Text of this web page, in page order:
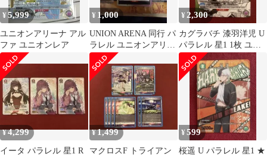
¥5,999
ユニオンアリーナ アル
ファ ユニオンレア
¥ 1,000
UNION ARENA 同行 パ
ラレル ユニオンアリー
ナ
¥ 2,300
カグラバチ 漆羽洋児 U
パラレル 星1 1枚 ユニ
アリ ユニオンアリーナ
¥4,299
イータ パラレル 星1 R
¥1,499
マクロスF トライアン
¥599
桜遥 U パラレル 星1 ★